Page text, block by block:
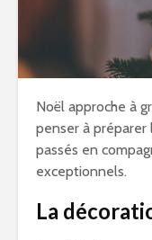
Noël approche à
penser à
passés en
exceptionnels.
La